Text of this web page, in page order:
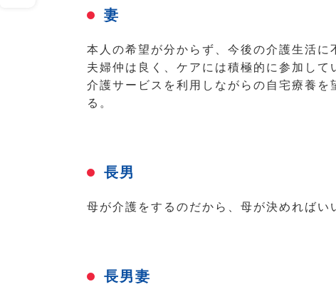
妻
本人の希望が分からず、今後の介護生活に
夫婦仲は良く、ケアには積極的に参加して
介護サービスを利用しながらの自宅療養
る。
長男
母が介護をするのだから、母が決めればい
長男妻